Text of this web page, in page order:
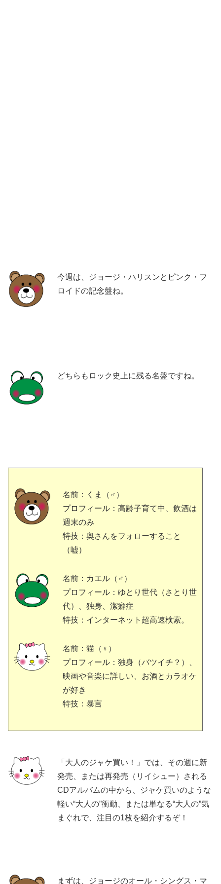
今週は、ジョージ・ハリスンとピンク・フ
ロイドの記念盤ね。
どちらもロック史上に残る名盤ですね。
名前：くま（♂）
プロフィール：高齢子育て中、飲酒は
週末のみ
特技：奥さんをフォローすること
（嘘）
名前：カエル（♂）
プロフィール：ゆとり世代（さとり世
代）、独身、潔癖症
特技：インターネット超高速検索。
名前：猫（♀）
プロフィール：独身（バツイチ？）、
映画や音楽に詳しい、お酒とカラオケ
が好き
特技：暴言
「大人のジャケ買い！」では、その週に新
発売、または再発売（リイシュー）される
CDアルバムの中から、ジャケ買いのような
軽い“大人の”衝動、または単なる“大人の”気
まぐれで、注目の1枚を紹介するぞ！
まずは、ジョージのオール・シングス・マ